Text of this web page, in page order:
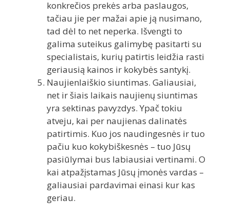
konkrečios prekės arba paslaugos,
tačiau jie per mažai apie ją nusimano,
tad dėl to net neperka. Išvengti to
galima suteikus galimybę pasitarti su
specialistais, kurių patirtis leidžia rasti
geriausią kainos ir kokybės santykį.
Naujienlaiškio siuntimas. Galiausiai,
net ir šiais laikais naujienų siuntimas
yra sektinas pavyzdys. Ypač tokiu
atveju, kai per naujienas dalinatės
patirtimis. Kuo jos naudingesnės ir tuo
pačiu kuo kokybiškesnės – tuo Jūsų
pasiūlymai bus labiausiai vertinami. O
kai atpažįstamas Jūsų įmonės vardas –
galiausiai pardavimai einasi kur kas
geriau.